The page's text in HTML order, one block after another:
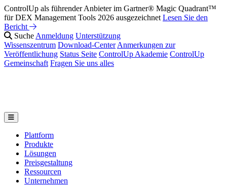
ControlUp als führender Anbieter im Gartner® Magic Quadrant™
für DEX Management Tools 2026 ausgezeichnet Lesen Sie den
Bericht
Suche Anmeldung Unterstützung
Wissenszentrum Download-Center Anmerkungen zur
Veröffentlichung Status Seite ControlUp Akademie ControlUp
Gemeinschaft Fragen Sie uns alles
Plattform
Produkte
Lösungen
Preisgestaltung
Ressourcen
Unternehmen